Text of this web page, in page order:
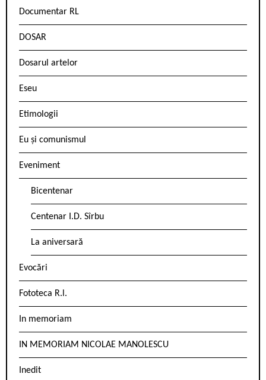
Documentar RL
DOSAR
Dosarul artelor
Eseu
Etimologii
Eu și comunismul
Eveniment
Bicentenar
Centenar I.D. Sîrbu
La aniversară
Evocări
Fototeca R.l.
In memoriam
IN MEMORIAM NICOLAE MANOLESCU
Inedit